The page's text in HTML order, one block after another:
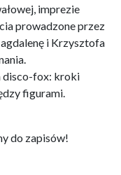
imprezie
prowadzone przez
i Krzysztofa
disco-fox: kroki
figurami.
do zapisów!